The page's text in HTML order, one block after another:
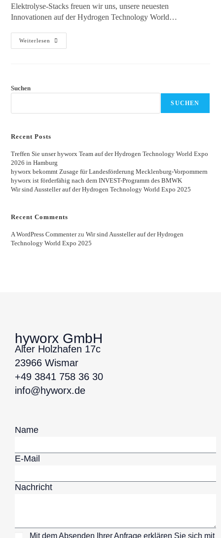
Elektrolyse-Stacks freuen wir uns, unsere neuesten
Innovationen auf der Hydrogen Technology World…
Weiterlesen
Suchen
SUCHEN
Recent Posts
Treffen Sie unser hyworx Team auf der Hydrogen Technology World Expo
2026 in Hamburg
hyworx bekommt Zusage für Landesförderung Mecklenburg-Vorpommern
hyworx ist förderfähig nach dem INVEST-Programm des BMWK
Wir sind Aussteller auf der Hydrogen Technology World Expo 2025
Recent Comments
A WordPress CommenterzuWir sind Aussteller auf der Hydrogen
Technology World Expo 2025
hyworx GmbH
Alter Holzhafen 17c
23966 Wismar
+49 3841 758 36 30
info@hyworx.de
Name
E-Mail
Nachricht
Mit dem Absenden Ihrer Anfrage erklären Sie sich mit